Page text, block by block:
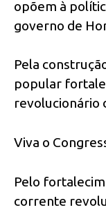
opõem à
governo de
Pela
popular
revolucionário
Viva o
Pelo
corrente